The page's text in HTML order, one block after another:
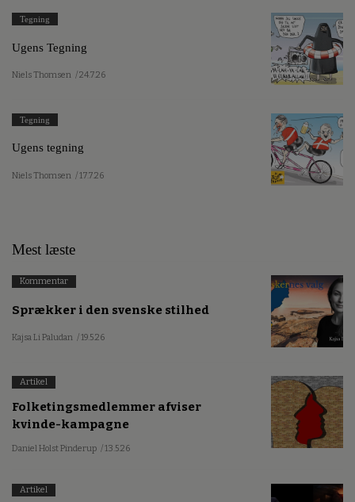
Tegning
Ugens Tegning
Niels Thomsen / 24.7.26
Tegning
Ugens tegning
Niels Thomsen / 17.7.26
Mest læste
Kommentar
Sprækker i den svenske stilhed
Kajsa Li Paludan / 19.5.26
Artikel
Folketingsmedlemmer afviser
kvinde-kampagne
Daniel Holst Pinderup / 13.5.26
Artikel